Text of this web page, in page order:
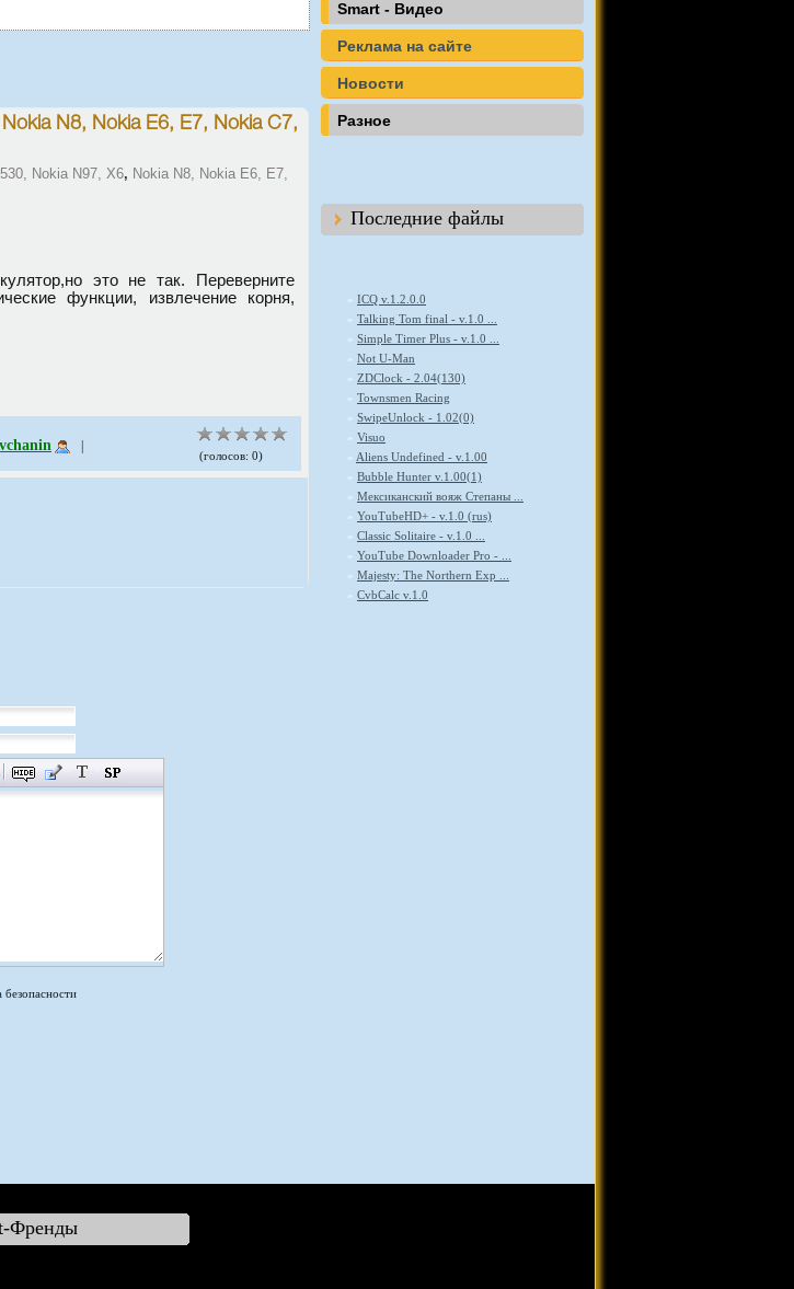
N8, Nokia E6, E7, Nokia C7,
Nokia N97, X6, Nokia N8, Nokia E6, E7,
это не так. Переверните
функции, извлечение корня,
(голосов: 0)
Smart - Видео
Реклама на сайте
Новости
Разное
Последние файлы
» ICQ v.1.2.0.0
» Talking Tom final - v.1.0 ...
» Simple Timer Plus - v.1.0 ...
» Not U-Man
» ZDClock - 2.04(130)
» Townsmen Racing
» SwipeUnlock - 1.02(0)
» Visuo
» Aliens Undefined - v.1.00
» Bubble Hunter v.1.00(1)
» Мексиканский вояж Степаны ...
» YouTubeHD+ - v.1.0 (rus)
» Classic Solitaire - v.1.0 ...
» YouTube Downloader Pro - ...
» Majesty: The Northern Exp ...
» CvbCalc v.1.0
Френды